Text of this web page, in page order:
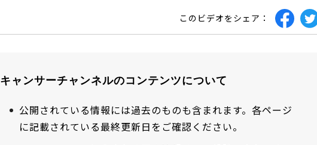
このビデオをシェア：
キャンサーチャンネルのコンテンツについて
公開されている情報には過去のものも含まれます。各ページ
に記載されている最終更新日をご確認ください。